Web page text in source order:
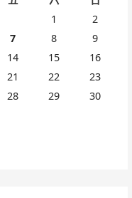
1
2
7 8
9
14 15
16
21 22
23
28 29
30